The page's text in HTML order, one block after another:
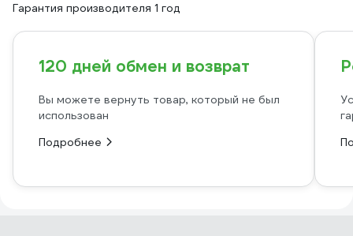
Гарантия производителя 1 год
120 дней обмен и возврат
Вы можете вернуть товар, который не был
использован
Подробнее